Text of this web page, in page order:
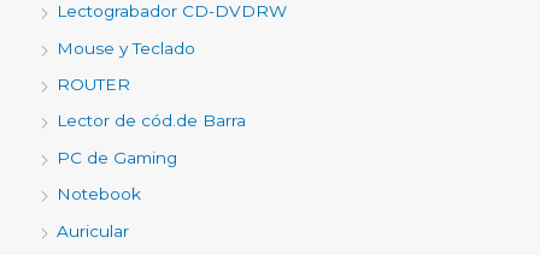
Lectograbador CD-DVDRW
Mouse y Teclado
ROUTER
Lector de cód.de Barra
PC de Gaming
Notebook
Auricular